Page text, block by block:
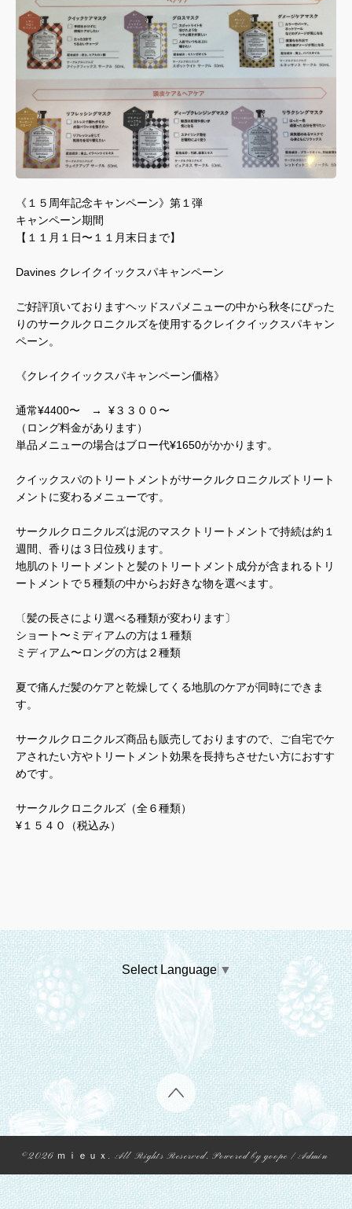
《１５周年記念キャンペーン》第１弾
キャンペーン期間
【１１月１日〜１１月末日まで】
Davines クレイクイックスパキャンペーン
ご好評頂いておりますヘッドスパメニューの中から秋冬にぴった
りのサークルクロニクルズを使用するクレイクイックスパキャン
ペーン。
《クレイクイックスパキャンペーン価格》
通常¥4400〜 → ¥３３００〜
（ロング料金があります）
単品メニューの場合はブロー代¥1650がかかります。
クイックスパのトリートメントがサークルクロニクルズトリート
メントに変わるメニューです。
サークルクロニクルズは泥のマスクトリートメントで持続は約１
週間、香りは３日位残ります。
地肌のトリートメントと髪のトリートメント成分が含まれるトリ
ートメントで５種類の中からお好きな物を選べます。
〔髪の長さにより選べる種類が変わります〕
ショート〜ミディアムの方は１種類
ミディアム〜ロングの方は２種類
夏で痛んだ髪のケアと乾燥してくる地肌のケアが同時にできま
す。
サークルクロニクルズ商品も販売しておりますので、ご自宅でケ
アされたい方やトリートメント効果を長持ちさせたい方におすす
めです。
サークルクロニクルズ（全６種類）
¥１５４０（税込み）
Select Language ▼
©2026 ｍｉｅｕｘ. All Rights Reserved. Powered bygoope /Admin